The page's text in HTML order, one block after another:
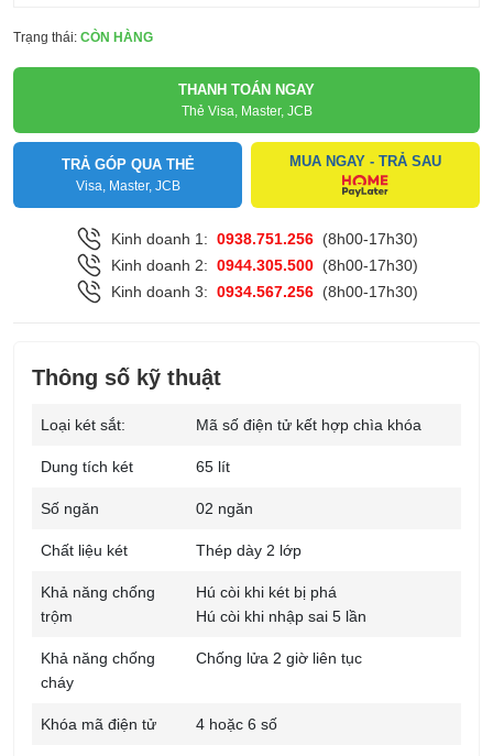
Trạng thái: CÒN HÀNG
THANH TOÁN NGAY
Thẻ Visa, Master, JCB
TRẢ GÓP QUA THẺ
Visa, Master, JCB
MUA NGAY - TRẢ SAU
Kinh doanh 1: 0938.751.256 (8h00-17h30)
Kinh doanh 2: 0944.305.500 (8h00-17h30)
Kinh doanh 3: 0934.567.256 (8h00-17h30)
Thông số kỹ thuật
Loại két sắt: Mã số điện tử kết hợp chìa khóa
Dung tích két 65 lít
Số ngăn 02 ngăn
Chất liệu két Thép dày 2 lớp
Khả năng chống
trộm
Hú còi khi két bị phá
Hú còi khi nhập sai 5 lần
Khả năng chống
cháy
Chống lửa 2 giờ liên tục
Khóa mã điện tử 4 hoặc 6 số